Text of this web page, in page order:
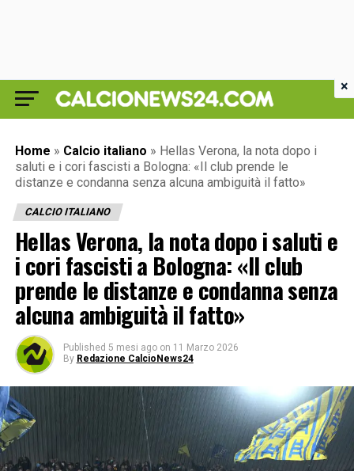
Home » Calcio italiano » Hellas Verona, la nota dopo i
saluti e i cori fascisti a Bologna: «Il club prende le
distanze e condanna senza alcuna ambiguità il fatto»
CALCIO ITALIANO
Hellas Verona, la nota dopo i saluti e
i cori fascisti a Bologna: «Il club
prende le distanze e condanna senza
alcuna ambiguità il fatto»
Published 5 mesi ago on 11 Marzo 2026
By Redazione CalcioNews24
×